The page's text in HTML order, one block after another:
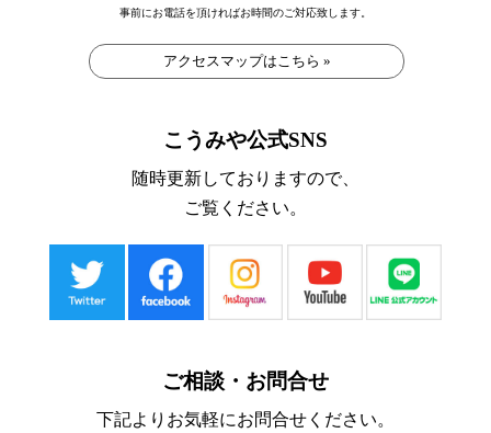
事前にお電話を頂ければお時間のご対応致します。
アクセスマップはこちら »
こうみや公式SNS
随時更新しておりますので、
ご覧ください。
ご相談・お問合せ
下記よりお気軽にお問合せください。